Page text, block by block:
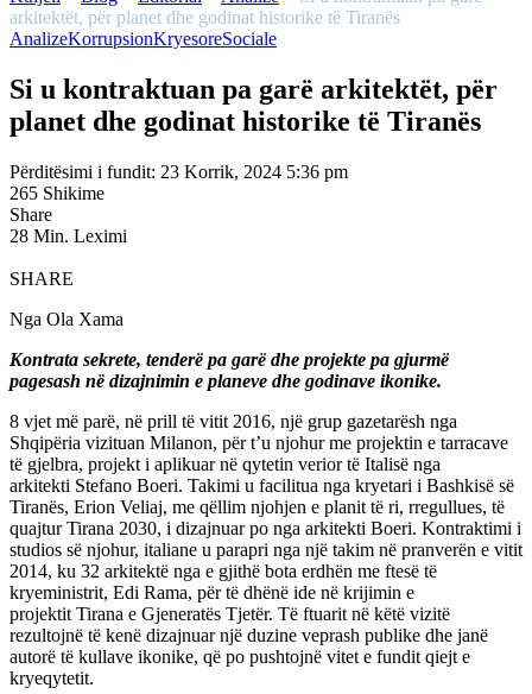
arkitektët, për planet dhe godinat historike të Tiranës
AnalizeKorrupsionKryesoreSociale
Si u kontraktuan pa garë arkitektët, për
planet dhe godinat historike të Tiranës
Përditësimi i fundit: 23 Korrik, 2024 5:36 pm
265 Shikime
Share
28 Min. Leximi
SHARE
Nga Ola Xama
Kontrata sekrete, tenderë pa garë dhe projekte pa gjurmë
pagesash në dizajnimin e planeve dhe godinave ikonike.
8 vjet më parë, në prill të vitit 2016, një grup gazetarësh nga
Shqipëria vizituan Milanon, për t’u njohur me projektin e tarracave
të gjelbra, projekt i aplikuar në qytetin verior të Italisë nga
arkitekti Stefano Boeri. Takimi u facilitua nga kryetari i Bashkisë së
Tiranës, Erion Veliaj, me qëllim njohjen e planit të ri, rregullues, të
quajtur Tirana 2030, i dizajnuar po nga arkitekti Boeri. Kontraktimi i
studios së njohur, italiane u parapri nga një takim në pranverën e vitit
2014, ku 32 arkitektë nga e gjithë bota erdhën me ftesë të
kryeministrit, Edi Rama, për të dhënë ide në krijimin e
projektit Tirana e Gjeneratës Tjetër. Të ftuarit në këtë vizitë
rezultojnë të kenë dizajnuar një duzine veprash publike dhe janë
autorë të kullave ikonike, që po pushtojnë vitet e fundit qiejt e
kryeqytetit.